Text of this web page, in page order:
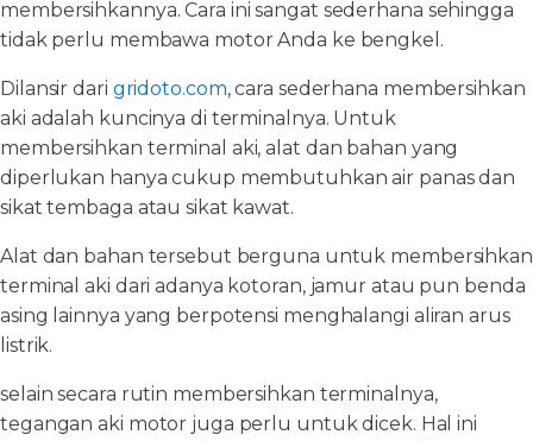
membersihkannya. Cara ini sangat sederhana sehingga
tidak perlu membawa motor Anda ke bengkel.
Dilansir dari gridoto.com, cara sederhana membersihkan
aki adalah kuncinya di terminalnya. Untuk
membersihkan terminal aki, alat dan bahan yang
diperlukan hanya cukup membutuhkan air panas dan
sikat tembaga atau sikat kawat.
Alat dan bahan tersebut berguna untuk membersihkan
terminal aki dari adanya kotoran, jamur atau pun benda
asing lainnya yang berpotensi menghalangi aliran arus
listrik.
selain secara rutin membersihkan terminalnya,
tegangan aki motor juga perlu untuk dicek. Hal ini